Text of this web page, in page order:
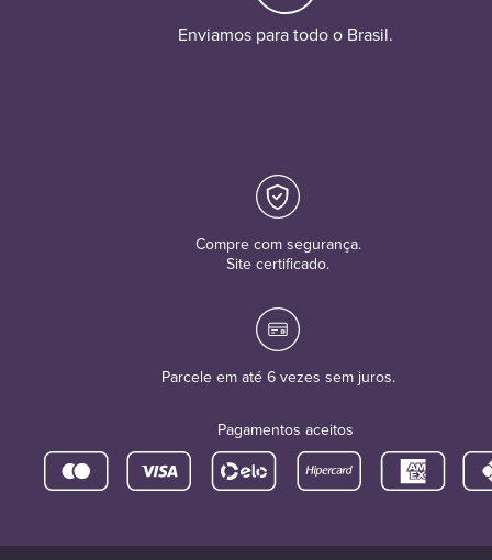
Enviamos para todo o Brasil.
Compre com segurança.
Site certificado.
Parcele em até 6 vezes sem juros.
Pagamentos aceitos